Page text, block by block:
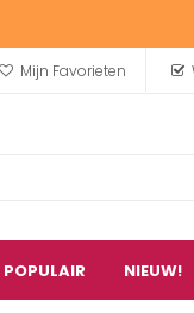
Mijn Favorieten
POPULAIR NIEUW!